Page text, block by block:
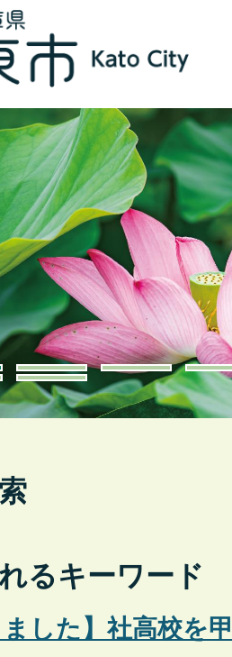
るキーワード
ました】社高校を